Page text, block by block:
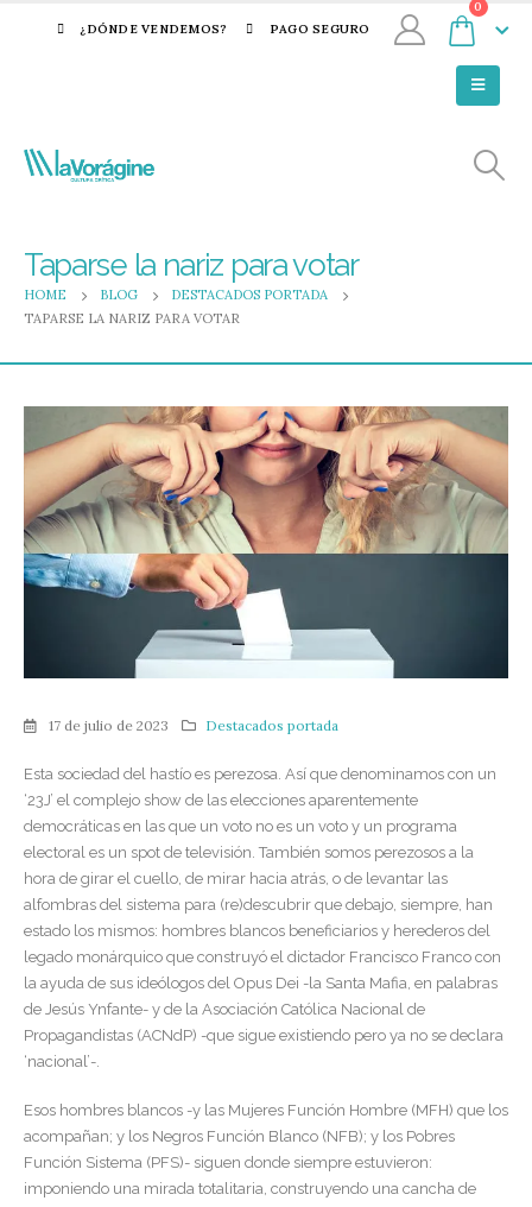
¿DÓNDE VENDEMOS? PAGO SEGURO
0
Taparse la nariz para votar
HOME BLOG
DESTACADOS PORTADA
TAPARSE LA NARIZ PARA VOTAR
17 de julio de 2023 Destacados portada
Esta sociedad del hastío es perezosa. Así que denominamos con un
‘23J’ el complejo show de las elecciones aparentemente
democráticas en las que un voto no es un voto y un programa
electoral es un spot de televisión. También somos perezosos a la
hora de girar el cuello, de mirar hacia atrás, o de levantar las
alfombras del sistema para (re)descubrir que debajo, siempre, han
estado los mismos: hombres blancos beneficiarios y herederos del
legado monárquico que construyó el dictador Francisco Franco con
la ayuda de sus ideólogos del Opus Dei -la Santa Mafia, en palabras
de Jesús Ynfante- y de la Asociación Católica Nacional de
Propagandistas (ACNdP) -que sigue existiendo pero ya no se declara
‘nacional’-.
Esos hombres blancos -y las Mujeres Función Hombre (MFH) que los
acompañan; y los Negros Función Blanco (NFB); y los Pobres
Función Sistema (PFS)- siguen donde siempre estuvieron:
imponiendo una mirada totalitaria, construyendo una cancha de